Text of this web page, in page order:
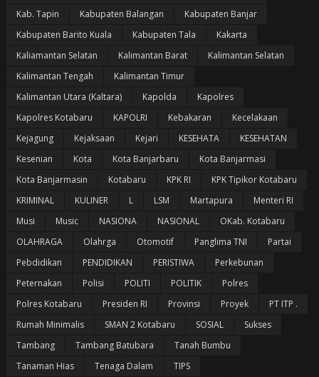
Kab. Tapin
Kabupaten Balangan
Kabupaten Banjar
Kabupaten Barito Kuala
Kabupaten Tala
Kakarta
Kaliamantan Selatan
Kalimantan Barat
Kalimantan Selatan
Kalimantan Tengah
Kalimantan Timur
Kalimantan Utara (Kaltara)
Kapolda
Kapolres
Kapolres Kotabaru
KAPOLRI Kebakaran
Kecelakaan
Kejagung
Kejaksaan Kejari KESEHATA
KESEHATAN
Kesenian
Kota Kota Banjarbaru
Kota Banjarmasi
Kota Banjarmasin
Kotabaru KPK RI
KPK Tipikor Kotabaru
KRIMINAL
KULINER L LSM Martapura
Menteri RI
Musi
Music NASIONA NASIONAL
OKab. Kotabaru
OLAHRAGA
Olahrga Otomotif Panglima TNI
Partai
Pebdidikan
PENDIDIKAN PERISTIWA
Perkebunan
Peternakan
Polisi POLITI POLITIK
Polres
Polres Kotabaru
Presiden RI Provinsi Proyek
PT ITP .
Rumah Minimalis
SMAN 2 Kotabaru SOSIAL
Sukses
Tambang
Tambang Batubara
Tanah Bumbu
Tanaman Hias
Tenaga Dalam
TIPS